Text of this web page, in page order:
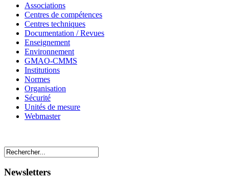
Associations
Centres de compétences
Centres techniques
Documentation / Revues
Enseignement
Environnement
GMAO-CMMS
Institutions
Normes
Organisation
Sécurité
Unités de mesure
Webmaster
Newsletters